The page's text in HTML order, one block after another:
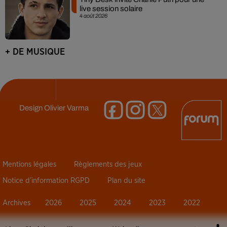
4 août 2026
live session solaire
+ DE MUSIQUE
DesignOlivier Varma
Mentions légales Règlements des jeux
Notice d’information RGPD Plan du site
Archives 2026 2025 2024 2023 2022